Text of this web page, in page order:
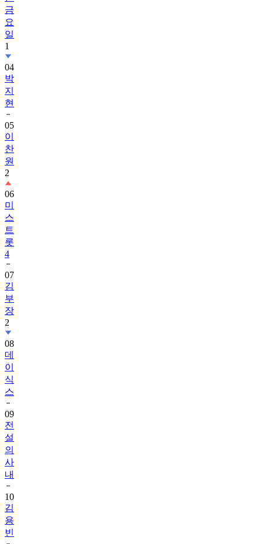
금
요
일
1
04
박
지
현
05
이
찬
원
2
06
미
스
트
롯
4
07
김
부
장
2
08
데
이
식
스
09
전
설
의
사
내
10
김
용
빈